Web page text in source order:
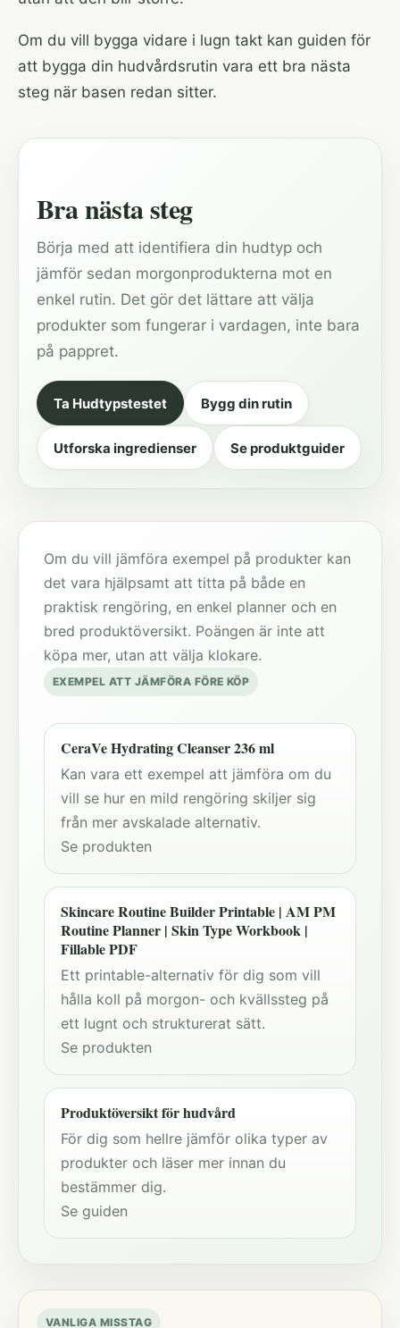
Om du vill bygga vidare i lugn takt kan guiden för
att bygga din hudvårdsrutin vara ett bra nästa
steg när basen redan sitter.
Bra nästa steg
Börja med att identifiera din hudtyp och
jämför sedan morgonprodukterna mot en
enkel rutin. Det gör det lättare att välja
produkter som fungerar i vardagen, inte bara
på pappret.
Ta Hudtypstestet Bygg din rutin
Utforska ingredienser Se produktguider
Om du vill jämföra exempel på produkter kan
det vara hjälpsamt att titta på både en
praktisk rengöring, en enkel planner och en
bred produktöversikt. Poängen är inte att
köpa mer, utan att välja klokare.
EXEMPEL ATT JÄMFÖRA FÖRE KÖP
CeraVe Hydrating Cleanser 236 ml
Kan vara ett exempel att jämföra om du
vill se hur en mild rengöring skiljer sig
från mer avskalade alternativ.
Se produkten
Skincare Routine Builder Printable | AM PM
Routine Planner | Skin Type Workbook |
Fillable PDF
Ett printable-alternativ för dig som vill
hålla koll på morgon- och kvällssteg på
ett lugnt och strukturerat sätt.
Se produkten
Produktöversikt för hudvård
För dig som hellre jämför olika typer av
produkter och läser mer innan du
bestämmer dig.
Se guiden
VANLIGA MISSTAG